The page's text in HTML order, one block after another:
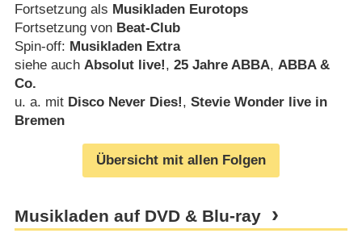
Fortsetzung als Musikladen Eurotops
Fortsetzung von Beat-Club
Spin-off: Musikladen Extra
siehe auch Absolut live!, 25 Jahre ABBA, ABBA &
Co.
u. a. mit Disco Never Dies!, Stevie Wonder live in
Bremen
Übersicht mit allen Folgen
Musikladen auf DVD & Blu-ray